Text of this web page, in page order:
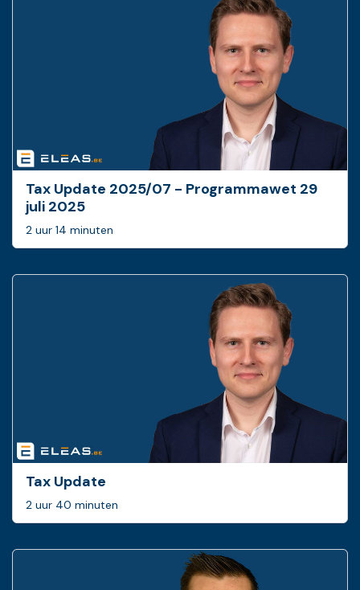
Tax Update 2025/07 - Programmawet 29
juli 2025
2 uur 14 minuten
Tax Update
2 uur 40 minuten